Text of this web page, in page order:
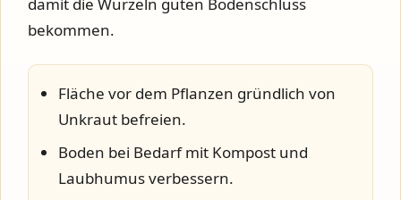
damit die Wurzeln guten Bodenschluss
bekommen.
Fläche vor dem Pflanzen gründlich von
Unkraut befreien.
Boden bei Bedarf mit Kompost und
Laubhumus verbessern.